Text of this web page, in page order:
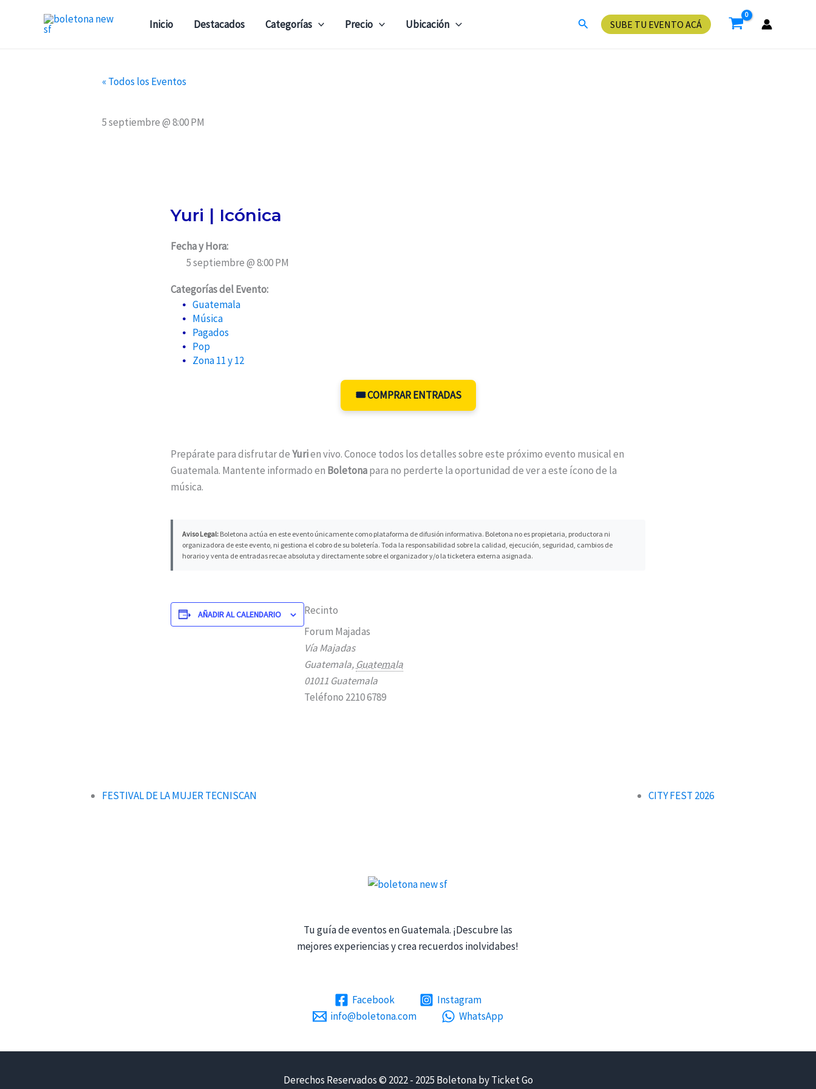
Inicio Destacados Categorías Precio Ubicación Buscar SUBE TU EVENTO ACÁ
« Todos los Eventos
5 septiembre @ 8:00 PM
Yuri | Icónica
Fecha y Hora:
5 septiembre @ 8:00 PM
Categorías del Evento:
Guatemala
Música
Pagados
Pop
Zona 11 y 12
🎟️ COMPRAR ENTRADAS
Prepárate para disfrutar deYurien vivo. Conoce todos los detalles sobre este próximo evento musical en
Guatemala. Mantente informado en Boletonapara no perderte la oportunidad de ver a este ícono de la
música.
Aviso Legal: Boletona actúa en este evento únicamente como plataforma de difusión informativa. Boletona no es propietaria, productora ni
organizadora de este evento, ni gestiona el cobro de su boletería. Toda la responsabilidad sobre la calidad, ejecución, seguridad, cambios de
horario y venta de entradas recae absoluta y directamente sobre el organizador y/o la ticketera externa asignada.
AÑADIR AL CALENDARIO
Recinto
Forum Majadas
Vía Majadas
Guatemala, Guatemala
01011 Guatemala
Teléfono 2210 6789
FESTIVAL DE LA MUJER TECNISCAN CITY FEST 2026
Tu guía de eventos en Guatemala. ¡Descubre las
mejores experiencias y crea recuerdos inolvidabes!
Facebook
Instagram
info@boletona.com
WhatsApp
Derechos Reservados © 2022 - 2025 Boletona by Ticket Go